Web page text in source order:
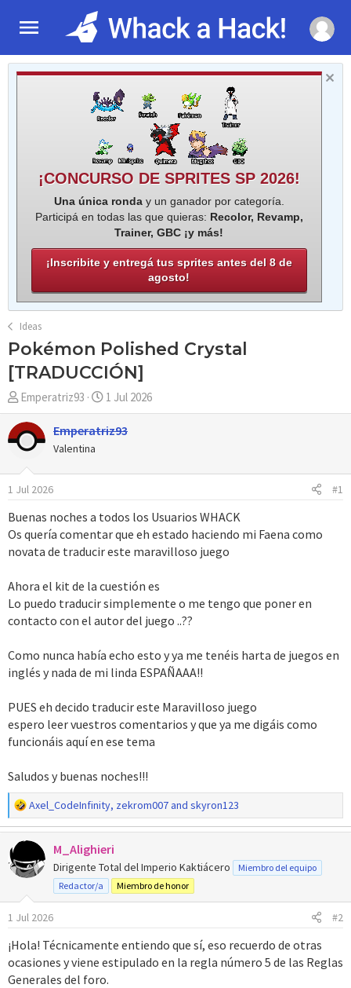
¡CONCURSO DE SPRITES SP 2026!
Una única ronday un ganador por categoría.
Participá en todas las que quieras: Recolor, Revamp,
Trainer, GBC ¡y más!
¡Inscribite y entregá tus sprites antes del 8 de
agosto!
Ideas
Pokémon Polished Crystal
[TRADUCCIÓN]
A
u
t
o
Emperatriz93
F
e
c
d
i
c
o
1 Jul 2026
Emperatriz93
Valentina
1 Jul 2026 #1
Buenas noches a todos los Usuarios WHACK
Os quería comentar que eh estado haciendo mi Faena como
novata de traducir este maravilloso juego
Ahora el kit de la cuestión es
Lo puedo traducir simplemente o me tengo que poner en
contacto con el autor del juego ..??
Como nunca había echo esto y ya me tenéis harta de juegos en
inglés y nada de mi linda ESPAÑAAA!!
PUES eh decido traducir este Maravilloso juego
espero leer vuestros comentarios y que ya me digáis como
funcionáis aquí en ese tema
Saludos y buenas noches!!!
R
e
a
c
i
e
s
:
Axel_CodeInfinity, zekrom007and skyron123
M_Alighieri
Dirigente Total del Imperio Kaktiácero
Miembro del equipo
Redactor/a
Miembro de honor
1 Jul 2026 #2
¡Hola! Técnicamente entiendo que sí, eso recuerdo de otras
ocasiones y viene estipulado en la regla número 5 de las Reglas
Generales del foro.